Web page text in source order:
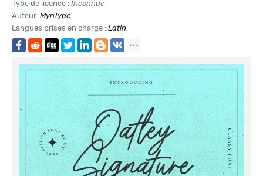
Type de licence : Inconnue
Auteur: MynType
Langues prises en charge : Latin